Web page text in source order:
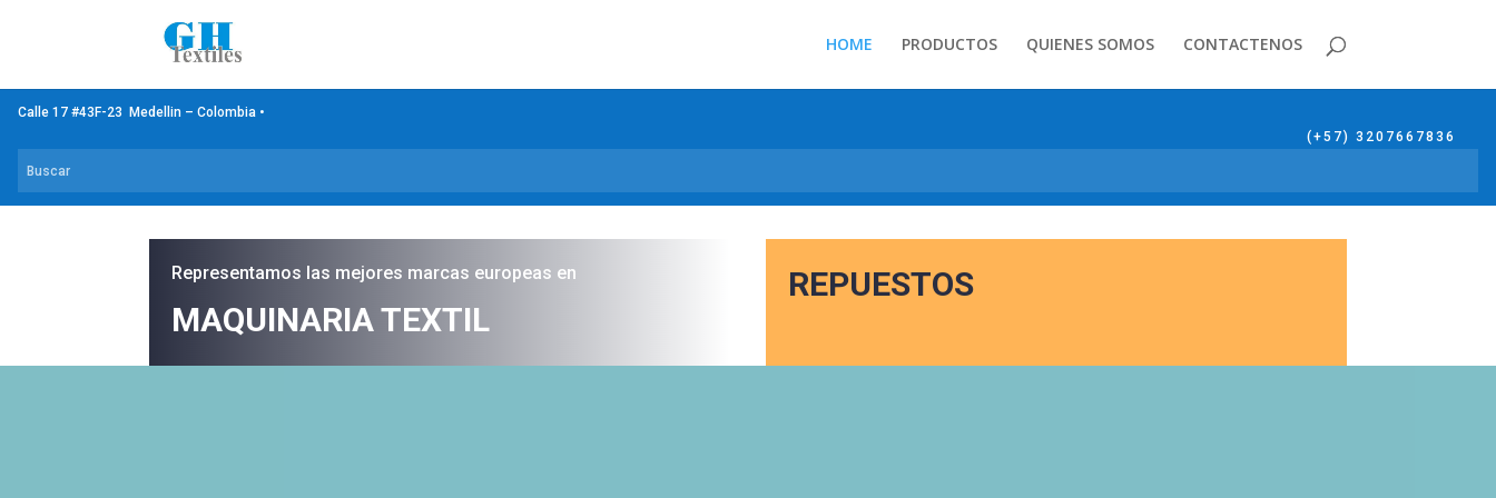
HOME PRODUCTOS QUIENES SOMOS CONTACTENOS
Calle 17 #43F-23 Medellin – Colombia •
(+57) 3207667836
Representamos las mejores marcas europeas en
MAQUINARIA TEXTIL
REPUESTOS